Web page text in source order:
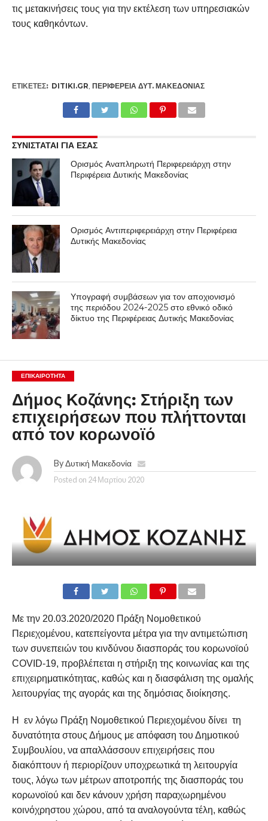
τις μετακινήσεις τους για την εκτέλεση των υπηρεσιακών
τους καθηκόντων.
ΕΤΙΚΕΤΕΣ: DITIKI.GR, ΠΕΡΙΦΈΡΕΙΑ ΔΥΤ. ΜΑΚΕΔΟΝΊΑΣ
ΣΥΝΙΣΤΑΤΑΙ ΓΙΑ ΕΣΑΣ
Ορισμός Αναπληρωτή Περιφερειάρχη στην
Περιφέρεια Δυτικής Μακεδονίας
Ορισμός Αντιπεριφερειάρχη στην Περιφέρεια
Δυτικής Μακεδονίας
Υπογραφή συμβάσεων για τον αποχιονισμό
της περιόδου 2024-2025 στο εθνικό οδικό
δίκτυο της Περιφέρειας Δυτικής Μακεδονίας
ΕΠΙΚΑΙΡΟΤΗΤΑ
Δήμος Κοζάνης: Στήριξη των
επιχειρήσεων που πλήττονται
από τον κορωνοϊό
By Δυτική Μακεδονία
Posted on 24 Μαρτίου 2020
Με την 20.03.2020/2020 Πράξη Νομοθετικού
Περιεχομένου, κατεπείγοντα μέτρα για την αντιμετώπιση
των συνεπειών του κινδύνου διασποράς του κορωνοϊού
COVID-19, προβλέπεται η στήριξη της κοινωνίας και της
επιχειρηματικότητας, καθώς και η διασφάλιση της ομαλής
λειτουργίας της αγοράς και της δημόσιας διοίκησης.
Η εν λόγω Πράξη Νομοθετικού Περιεχομένου δίνει τη
δυνατότητα στους Δήμους με απόφαση του Δημοτικού
Συμβουλίου, να απαλλάσσουν επιχειρήσεις που
διακόπτουν ή περιορίζουν υποχρεωτικά τη λειτουργία
τους, λόγω των μέτρων αποτροπής της διασποράς του
κορωνοϊού και δεν κάνουν χρήση παραχωρημένου
κοινόχρηστου χώρου, από τα αναλογούντα τέλη, καθώς